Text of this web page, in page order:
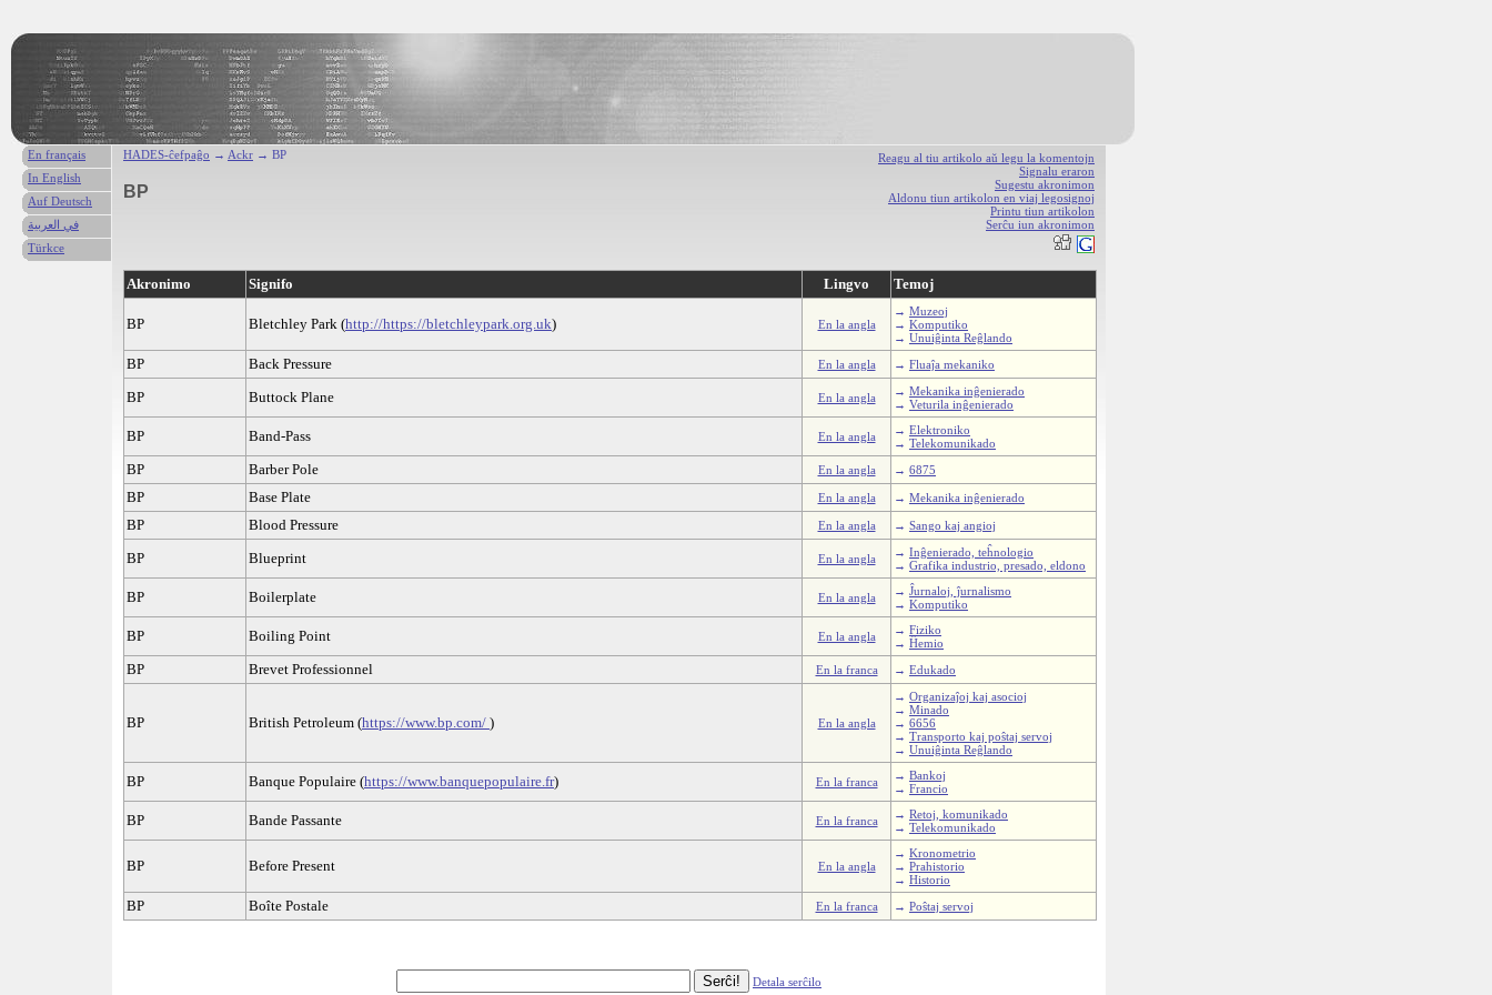
Reagu al tiu artikolo aŭ legu la komentojn
Signalu eraron
Sugestu akronimon
Aldonu tiun artikolon en viaj legosignoj
Printu tiun artikolon
Serĉu iun akronimon
HADES-ĉefpaĝo → Ackr → BP
BP
Akronimo Signifo Lingvo Temoj
BP Bletchley Park (http://https://bletchleypark.org.uk) En la angla
→ Muzeoj
→ Komputiko
→ Unuiĝinta Reĝlando
BP Back Pressure En la angla → Fluaĵa mekaniko
BP Buttock Plane En la angla → Mekanika inĝenierado
→ Veturila inĝenierado
BP Band-Pass En la angla → Elektroniko
→ Telekomunikado
BP Barber Pole En la angla → 6875
BP Base Plate En la angla → Mekanika inĝenierado
BP Blood Pressure En la angla → Sango kaj angioj
BP Blueprint En la angla → Inĝenierado, teĥnologio
→ Grafika industrio, presado, eldono
BP Boilerplate En la angla → Ĵurnaloj, ĵurnalismo
→ Komputiko
BP Boiling Point En la angla → Fiziko
→ Ĥemio
BP Brevet Professionnel En la franca → Edukado
BP British Petroleum (https://www.bp.com/ ) En la angla
→ Organizaĵoj kaj asocioj
→ Minado
→ 6656
→ Transporto kaj poŝtaj servoj
→ Unuiĝinta Reĝlando
BP Banque Populaire (https://www.banquepopulaire.fr) En la franca → Bankoj
→ Francio
BP Bande Passante En la franca → Retoj, komunikado
→ Telekomunikado
BP Before Present En la angla
→ Kronometrio
→ Prahistorio
→ Historio
BP Boîte Postale En la franca → Poŝtaj servoj
Detala serĉilo
En français
In English
Auf Deutsch
في العربية
Türkce